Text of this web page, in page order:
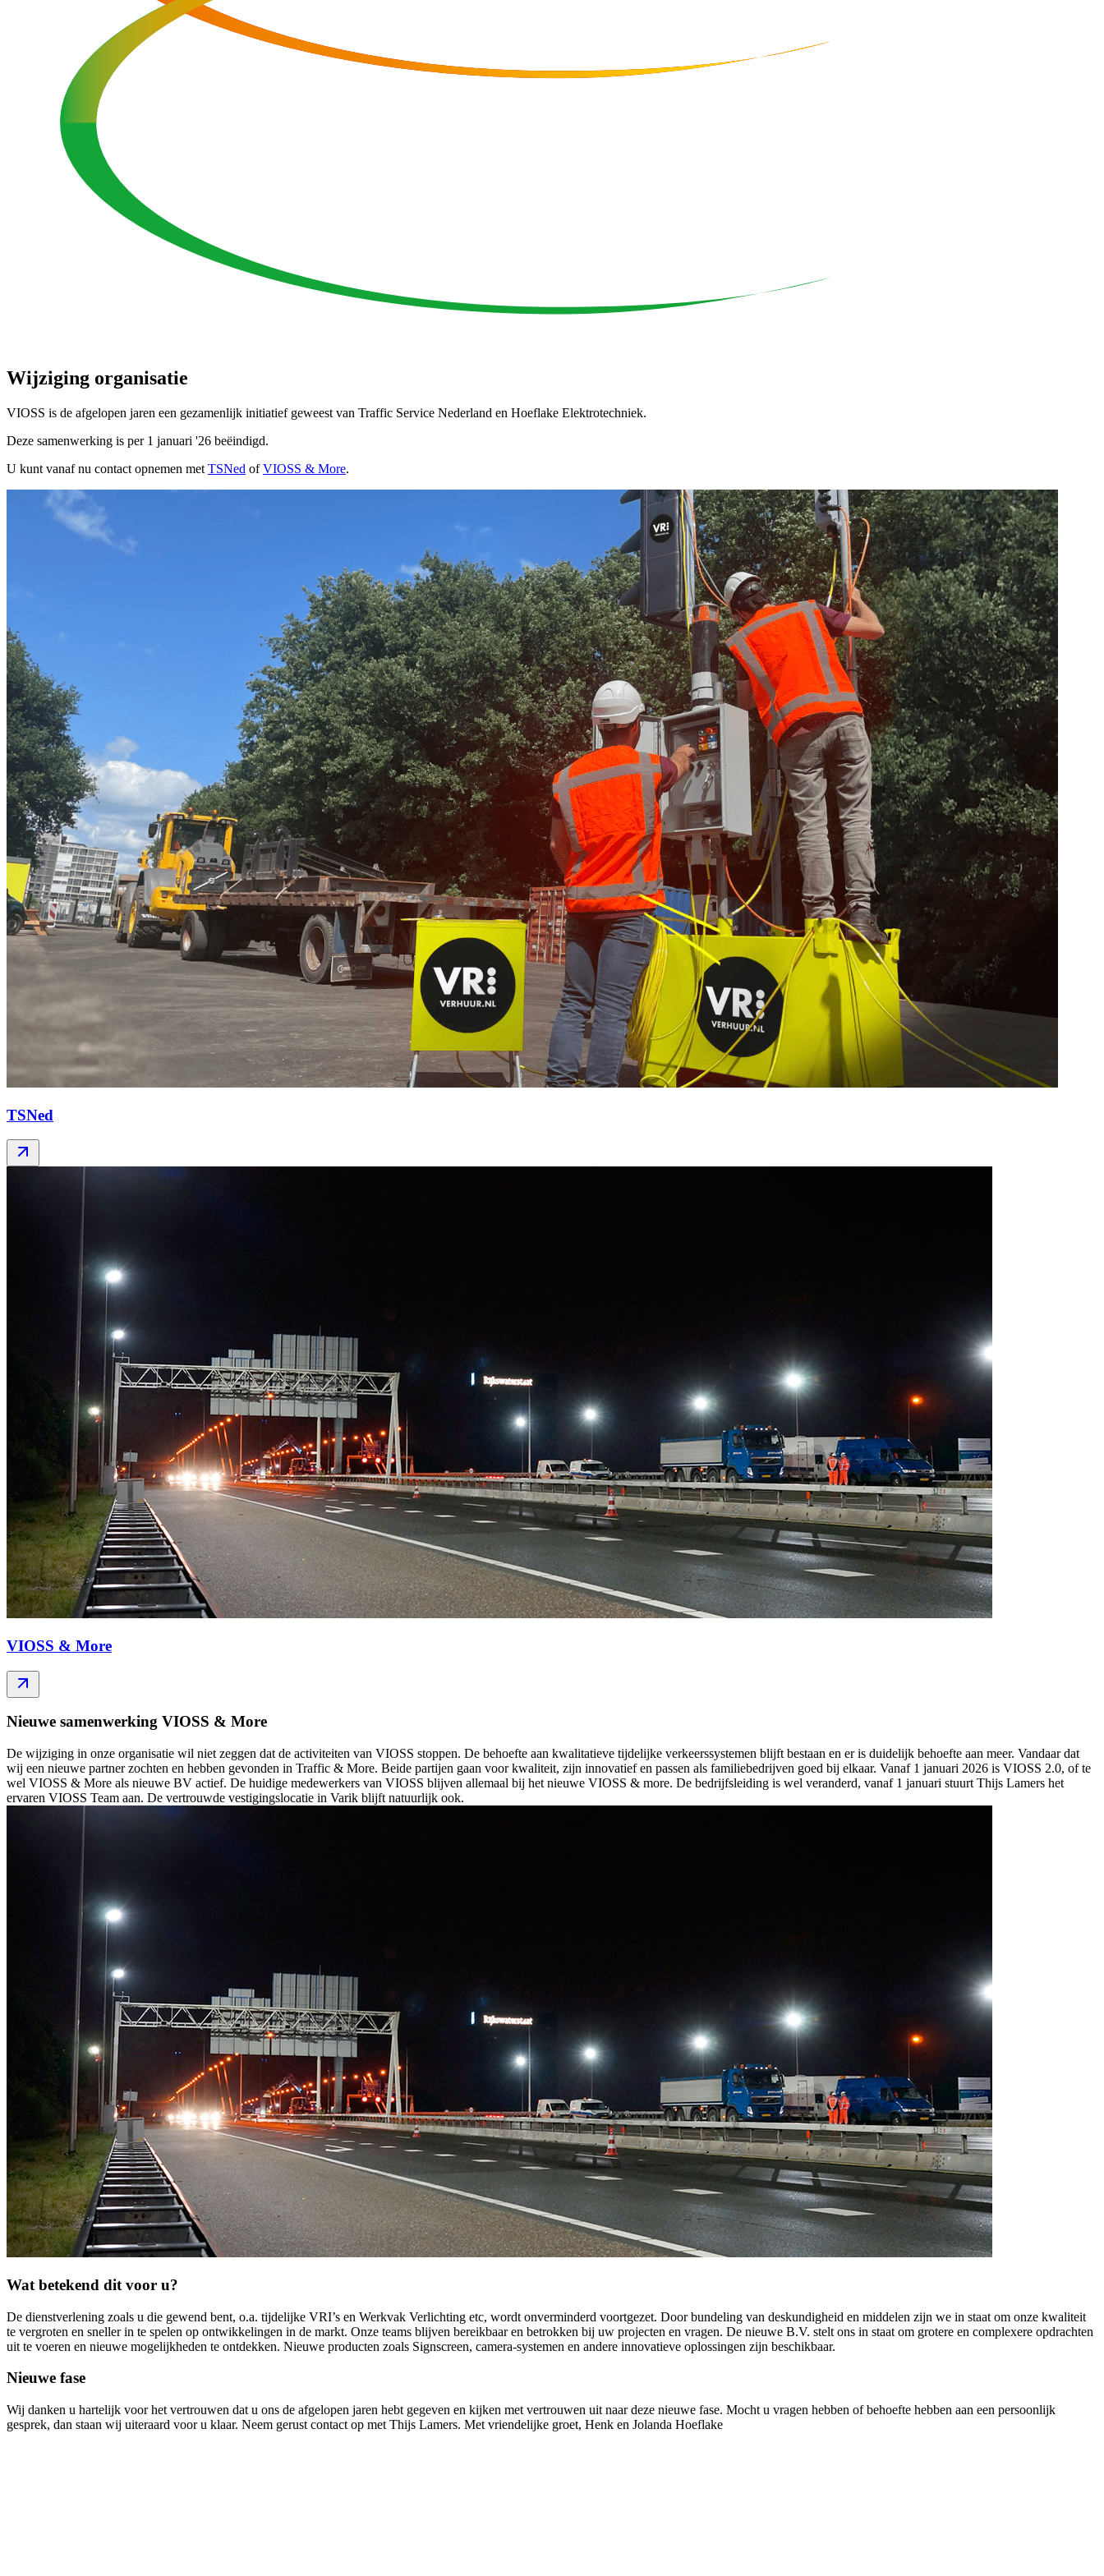
Wijziging organisatie
VIOSS is de afgelopen jaren een gezamenlijk initiatief geweest van Traffic Service Nederland en Hoeflake Elektrotechniek.
Deze samenwerking is per 1 januari '26 beëindigd.
U kunt vanaf nu contact opnemen met TSNed ofVIOSS & More.
TSNed
VIOSS & More
Nieuwe samenwerking VIOSS & More
De wijziging in onze organisatie wil niet zeggen dat de activiteiten van VIOSS stoppen. De behoefte aan kwalitatieve tijdelijke verkeerssystemen blijft bestaan en er is duidelijk behoefte aan meer. Vandaar dat
wij een nieuwe partner zochten en hebben gevonden in Traffic & More. Beide partijen gaan voor kwaliteit, zijn innovatief en passen als familiebedrijven goed bij elkaar. Vanaf 1 januari 2026 is VIOSS 2.0, of te
wel VIOSS & More als nieuwe BV actief. De huidige medewerkers van VIOSS blijven allemaal bij het nieuwe VIOSS & more. De bedrijfsleiding is wel veranderd, vanaf 1 januari stuurt Thijs Lamers het
ervaren VIOSS Team aan. De vertrouwde vestigingslocatie in Varik blijft natuurlijk ook.
Wat betekend dit voor u?
De dienstverlening zoals u die gewend bent, o.a. tijdelijke VRI’s en Werkvak Verlichting etc, wordt onverminderd voortgezet. Door bundeling van deskundigheid en middelen zijn we in staat om onze kwaliteit
te vergroten en sneller in te spelen op ontwikkelingen in de markt. Onze teams blijven bereikbaar en betrokken bij uw projecten en vragen. De nieuwe B.V. stelt ons in staat om grotere en complexere opdrachten
uit te voeren en nieuwe mogelijkheden te ontdekken. Nieuwe producten zoals Signscreen, camera-systemen en andere innovatieve oplossingen zijn beschikbaar.
Nieuwe fase
Wij danken u hartelijk voor het vertrouwen dat u ons de afgelopen jaren hebt gegeven en kijken met vertrouwen uit naar deze nieuwe fase. Mocht u vragen hebben of behoefte hebben aan een persoonlijk
gesprek, dan staan wij uiteraard voor u klaar. Neem gerust contact op met Thijs Lamers. Met vriendelijke groet, Henk en Jolanda Hoeflake